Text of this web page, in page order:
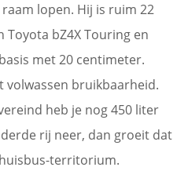
lopen. Hij is ruim 22
bZ4X Touring en
met 20 centimeter.
volwassen bruikbaarheid.
heb je nog 450 liter
rij neer, dan groeit dat
territorium.